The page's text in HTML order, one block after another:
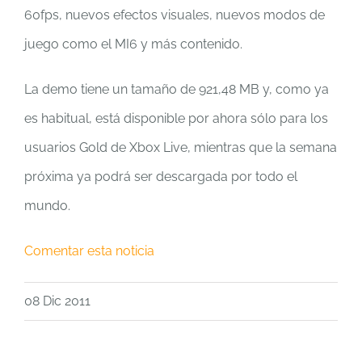
60fps, nuevos efectos visuales, nuevos modos de
juego como el MI6 y más contenido.
La demo tiene un tamaño de 921,48 MB y, como ya
es habitual, está disponible por ahora sólo para los
usuarios Gold de Xbox Live, mientras que la semana
próxima ya podrá ser descargada por todo el
mundo.
Comentar esta noticia
08 Dic 2011